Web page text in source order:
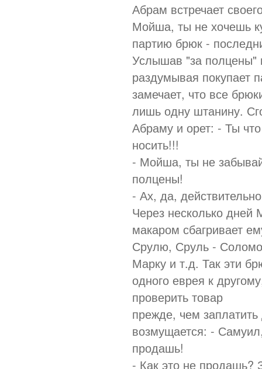
Абрам встречает
Мойша, ты не хочешь
партию брюк -
Услышав "за
раздумывая покупает
замечает, что все
лишь одну штанину.
Абраму и орет: - Ты
носить!!!
- Мойша, ты не
полцены!
- Ах, да,
Через несколько
макаром сбагривает
Срулю, Сруль -
Марку и т.д. Так эти
одного еврея к
проверить товар
прежде, чем
возмущается: -
продашь!
- Как это не продашь?